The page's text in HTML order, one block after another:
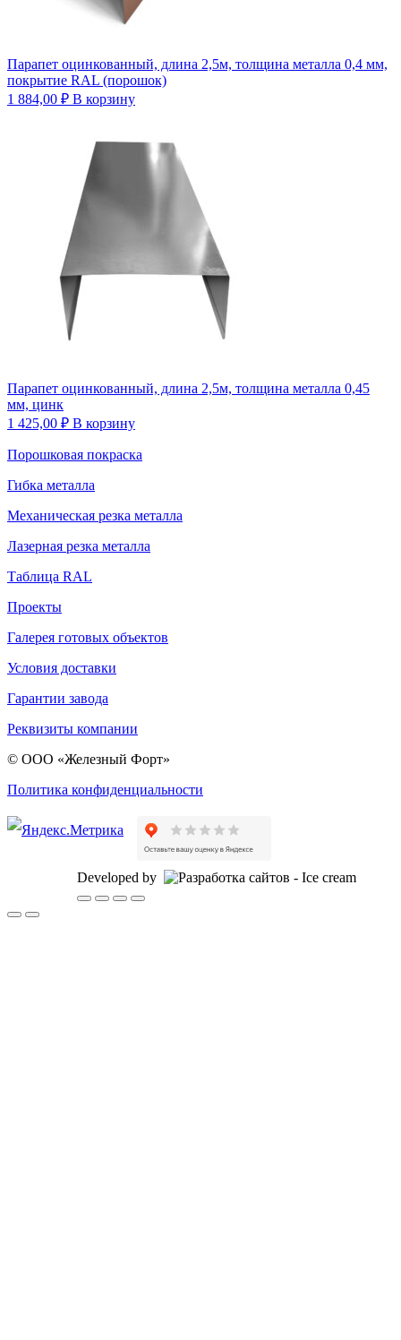
Парапет оцинкованный, длина 2,5м, толщина металла 0,4 мм,
покрытие RAL (порошок)
1 884,00 ₽ В корзину
Парапет оцинкованный, длина 2,5м, толщина металла 0,45
мм, цинк
1 425,00 ₽ В корзину
Порошковая покраска
Гибка металла
Механическая резка металла
Лазерная резка металла
Таблица RAL
Проекты
Галерея готовых объектов
Условия доставки
Гарантии завода
Реквизиты компании
© ООО «Железный Форт»
Политика конфиденциальности
Developed by